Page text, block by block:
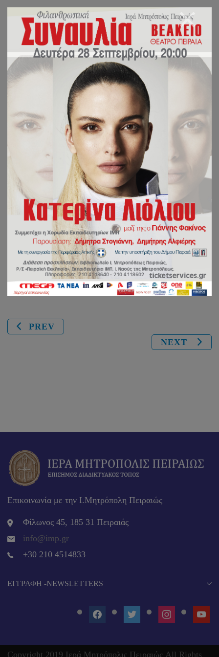
Ιερές Μονές
Ιερές Μονές
Ιερά Μονή Αναστάντος Χριστού Πειραιώς
Ιερά Μονή Ζωοδόχου Πηγής Παλαιάς
Κοκκινιάς
Share:
PREV
NEXT
Επικοινωνία με την Ι.Μητρόπολη Πειραιώς
Φίλωνος 45, 185 31 Πειραιάς
info@imp.gr
+30 210 4514833
EΓΓΡΑΦΉ -NEWSLETTERS
FACEBOOKTWITTER INSTAGRAM
Copyright 2019 Ιερά Μητρόπολις Πειραιώς All Rights